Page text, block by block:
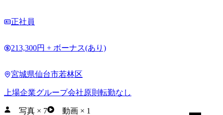
正社員
213,300円 + ボーナス(あり)
宮城県仙台市若林区
上場企業グループ会社原則転勤なし
写真 × 7 動画 × 1